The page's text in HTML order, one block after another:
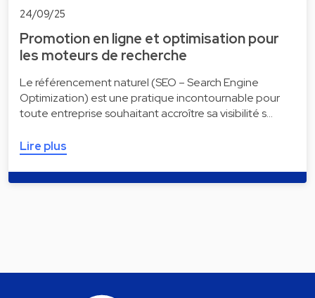
24/09/25
Promotion en ligne et optimisation pour
les moteurs de recherche
Le référencement naturel (SEO – Search Engine
Optimization) est une pratique incontournable pour
toute entreprise souhaitant accroître sa visibilité s…
Lire plus